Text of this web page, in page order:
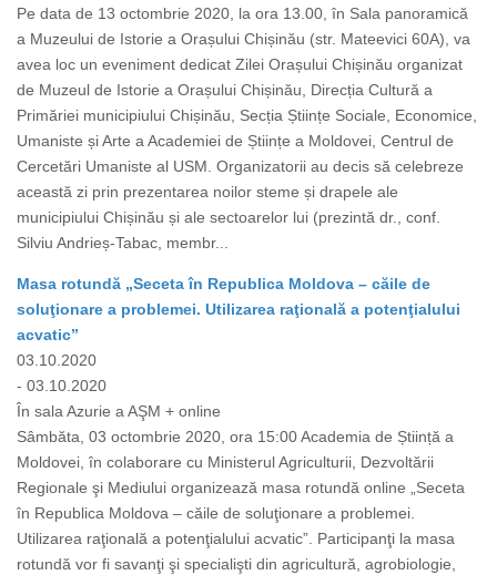
Pe data de 13 octombrie 2020, la ora 13.00, în Sala panoramică
a Muzeului de Istorie a Orașului Chișinău (str. Mateevici 60A), va
avea loc un eveniment dedicat Zilei Orașului Chișinău organizat
de Muzeul de Istorie a Orașului Chișinău, Direcția Cultură a
Primăriei municipiului Chișinău, Secția Științe Sociale, Economice,
Umaniste și Arte a Academiei de Științe a Moldovei, Centrul de
Cercetări Umaniste al USM. Organizatorii au decis să celebreze
această zi prin prezentarea noilor steme și drapele ale
municipiului Chișinău și ale sectoarelor lui (prezintă dr., conf.
Silviu Andrieș-Tabac, membr...
Masa rotundă „Seceta în Republica Moldova – căile de
soluţionare a problemei. Utilizarea raţională a potenţialului
acvatic”
03.10.2020
- 03.10.2020
În sala Azurie a AŞM + online
Sâmbăta, 03 octombrie 2020, ora 15:00 Academia de Știință a
Moldovei, în colaborare cu Ministerul Agriculturii, Dezvoltării
Regionale şi Mediului organizează masa rotundă online „Seceta
în Republica Moldova – căile de soluţionare a problemei.
Utilizarea raţională a potenţialului acvatic”. Participanţi la masa
rotundă vor fi savanţi şi specialişti din agricultură, agrobiologie,